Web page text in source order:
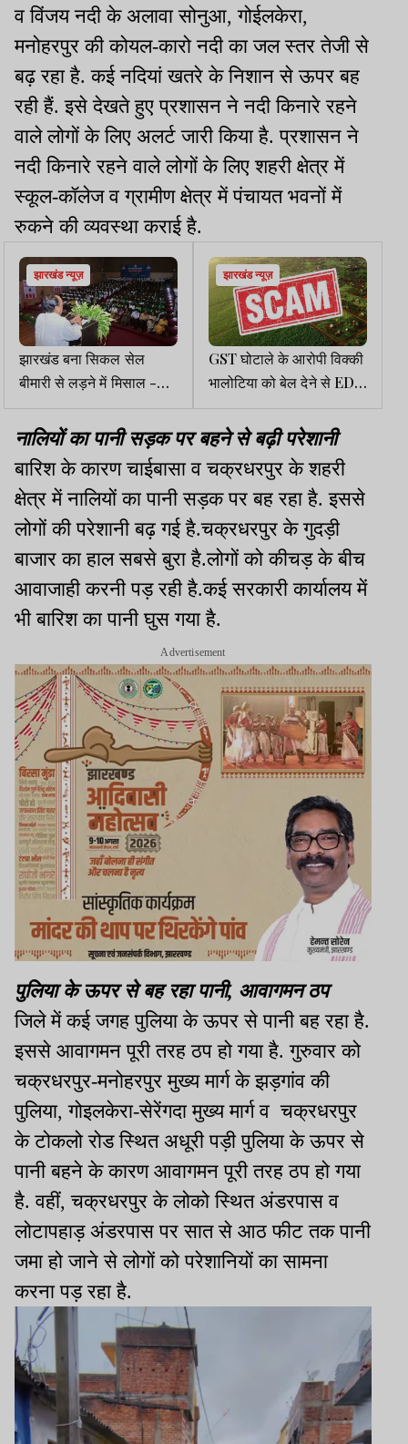
व विंजय नदी के अलावा सोनुआ, गोईलकेरा,
मनोहरपुर की कोयल-कारो नदी का जल स्तर तेजी से
बढ़ रहा है. कई नदियां खतरे के निशान से ऊपर बह
रही हैं. इसे देखते हुए प्रशासन ने नदी किनारे रहने
वाले लोगों के लिए अलर्ट जारी किया है. प्रशासन ने
नदी किनारे रहने वाले लोगों के लिए शहरी क्षेत्र में
स्कूल-कॉलेज व ग्रामीण क्षेत्र में पंचायत भवनों में
रुकने की व्यवस्था कराई है.
झारखंड न्यूज़
झारखंड बना सिकल सेल
बीमारी से लड़ने में मिसाल -
इरफान अंसारी
झारखंड न्यूज़
GST घोटाले के आरोपी विक्की
भालोटिया को बेल देने से ED
कोर्ट का इनकार
नालियों का पानी सड़क पर बहने से बढ़ी परेशानी
बारिश के कारण चाईबासा व चक्रधरपुर के शहरी
क्षेत्र में नालियों का पानी सड़क पर बह रहा है. इससे
लोगों की परेशानी बढ़ गई है.चक्रधरपुर के गुदड़ी
बाजार का हाल सबसे बुरा है.लोगों को कीचड़ के बीच
आवाजाही करनी पड़ रही है.कई सरकारी कार्यालय में
भी बारिश का पानी घुस गया है.
Advertisement
पुलिया के ऊपर से बह रहा पानी, आवागमन ठप
जिले में कई जगह पुलिया के ऊपर से पानी बह रहा है.
इससे आवागमन पूरी तरह ठप हो गया है. गुरुवार को
चक्रधरपुर-मनोहरपुर मुख्य मार्ग के झड़गांव की
पुलिया, गोइलकेरा-सेरेंगदा मुख्य मार्ग व चक्रधरपुर
के टोकलो रोड स्थित अधूरी पड़ी पुलिया के ऊपर से
पानी बहने के कारण आवागमन पूरी तरह ठप हो गया
है. वहीं, चक्रधरपुर के लोको स्थित अंडरपास व
लोटापहाड़ अंडरपास पर सात से आठ फीट तक पानी
जमा हो जाने से लोगों को परेशानियों का सामना
करना पड़ रहा है.